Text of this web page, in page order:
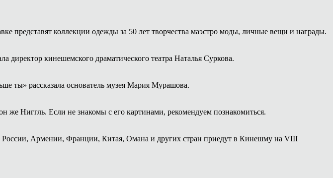
представят коллекции одежды за 50 лет творчества маэстро моды, личные вещи и награды.
директор кинешемского драматического театра Наталья Суркова.
ты» рассказала основатель музея Мария Мурашова.
же Ниггль. Если не знакомы с его картинами, рекомендуем познакомиться.
России, Армении, Франции, Китая, Омана и других стран приедут в Кинешму на VIII